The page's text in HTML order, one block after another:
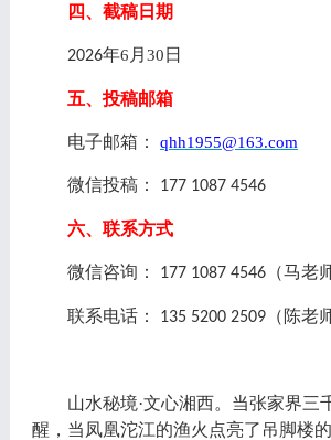
四、截稿日期
2026年6 月 30 日
五、投稿邮箱
电子邮箱： qhh1955@163.com
微信投稿： 177 1087 4546
六、联系方式
微信咨询： 177 1087 4546（马老
联系电话： 135 5200 2509（陈老
山水秘境·文心湘西。当张家界三
醒，当凤凰沱江的渔火点亮了吊脚楼